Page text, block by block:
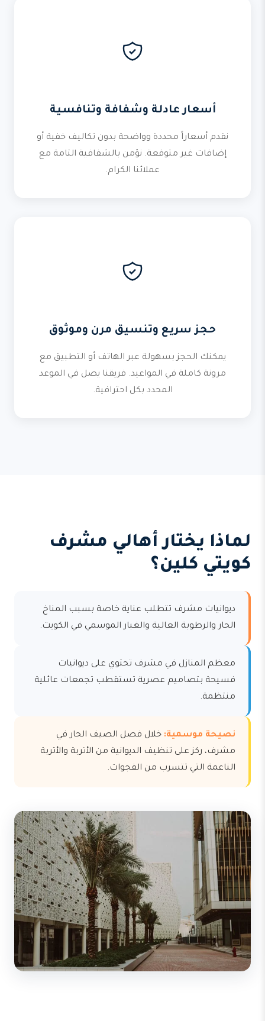
أسعار عادلة وشفافة وتنافسية
نقدم أسعاراً محددة وواضحة بدون تكاليف خفية أو
إضافات غير متوقعة. نؤمن بالشفافية التامة مع
عملائنا الكرام.
حجز سريع وتنسيق مرن وموثوق
يمكنك الحجز بسهولة عبر الهاتف أو التطبيق مع
مرونة كاملة في المواعيد. فريقنا يصل في الموعد
المحدد بكل احترافية.
لماذا يختار أهالي مشرف
كويتي كلين؟
ديوانيات مشرف تتطلب عناية خاصة بسبب المناخ
الحار والرطوبة العالية والغبار الموسمي في الكويت.
معظم المنازل في مشرف تحتوي على ديوانيات
فسيحة بتصاميم عصرية تستقطب تجمعات عائلية
منتظمة.
نصيحة موسمية: خلال فصل الصيف الحار في
مشرف، ركز على تنظيف الديوانية من الأتربة والأتربة
الناعمة التي تتسرب من الفجوات.